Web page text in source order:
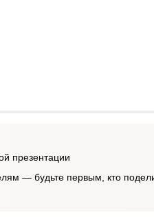
презентации
— будьте первым, кто